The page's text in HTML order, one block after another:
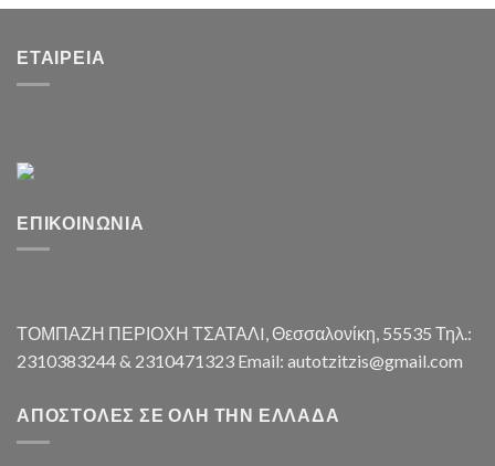
ΕΤΑΙΡΕΊΑ
ΕΠΙΚΟΙΝΩΝΊΑ
ΤΟΜΠΑΖΗ ΠΕΡΙΟΧΗ ΤΣΑΤΑΛI, Θεσσαλονίκη, 55535 Τηλ.:
2310383244 & 2310471323 Email: autotzitzis@gmail.com
ΑΠΟΣΤΟΛΈΣ ΣΕ ΌΛΗ ΤΗΝ ΕΛΛΆΔΑ